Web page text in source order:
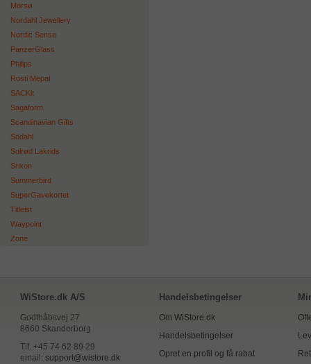
Morsø
Nordahl Jewellery
Nordic Sense
PanzerGlass
Philips
Rosti Mepal
SACKit
Sagaform
Scandinavian Gifts
Södahl
Solrød Lakrids
Srixon
Summerbird
SuperGavekortet
Titleist
Waypoint
Zone
WiStore.dk A/S
Godthåbsvej 27
8660 Skanderborg
Tlf. +45 74 62 89 29
email: support@wistore.dk
Handelsbetingelser
Om WiStore.dk
Handelsbetingelser
Opret en profil og få rabat